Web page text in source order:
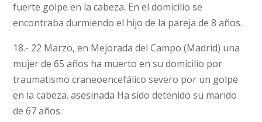
fuerte golpe en la cabeza. En el domicilio se
encontraba durmiendo el hijo de la pareja de 8 años.
18.- 22 Marzo, en Mejorada del Campo (Madrid) una
mujer de 65 años ha muerto en su domicilio por
traumatismo craneoencefálico severo por un golpe
en la cabeza. asesinada Ha sido detenido su marido
de 67 años.